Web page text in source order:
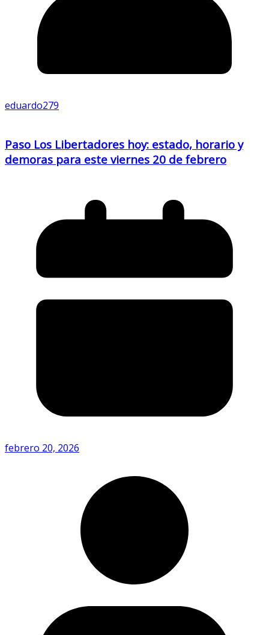
eduardo279
Paso Los Libertadores hoy: estado, horario y
demoras para este viernes 20 de febrero
febrero 20, 2026